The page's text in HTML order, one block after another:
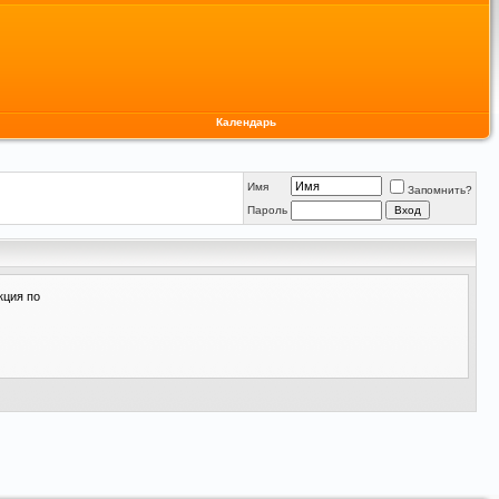
Календарь
Имя
Запомнить?
Пароль
по